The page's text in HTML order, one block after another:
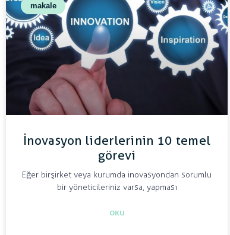
makale
İnovasyon liderlerinin 10 temel
görevi
Eğer bir şirket veya kurumda inovasyondan sorumlu
bir yöneticileriniz varsa, yapması
OKU